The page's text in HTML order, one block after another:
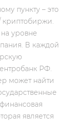
пункту – это
криптобиржи.
уровне
В каждой
РФ.
может найти
является